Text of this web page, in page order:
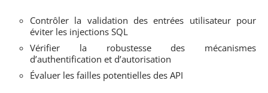
Contrôler la validation des entrées utilisateur pour
éviter les injections SQL
Vérifier la robustesse des mécanismes
d’authentification et d’autorisation
Évaluer les failles potentielles des API